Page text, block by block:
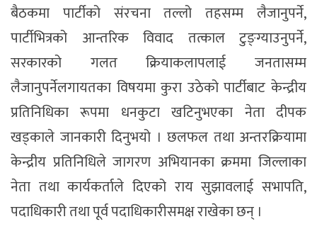
बैठकमा पार्टीको संरचना तल्लो तहसम्म लैजानुपर्ने,
पार्टीभित्रको आन्तरिक विवाद तत्काल टुङ्ग्याउनुपर्ने,
सरकारको गलत क्रियाकलापलाई जनतासम्म
लैजानुपर्नेलगायतका विषयमा कुरा उठेको पार्टीबाट केन्द्रीय
प्रतिनिधिका रूपमा धनकुटा खटिनुभएका नेता दीपक
खड्काले जानकारी दिनुभयो । छलफल तथा अन्तरक्रियामा
केन्द्रीय प्रतिनिधिले जागरण अभियानका क्रममा जिल्लाका
नेता तथा कार्यकर्ताले दिएको राय सुझावलाई सभापति,
पदाधिकारी तथा पूर्व पदाधिकारीसमक्ष राखेका छन् ।